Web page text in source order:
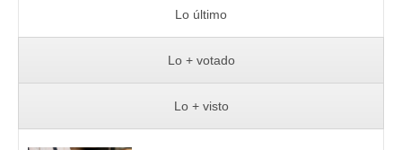
Lo último
Lo + votado
Lo + visto